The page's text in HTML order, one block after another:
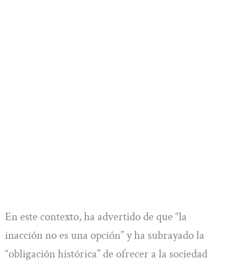
En este contexto, ha advertido de que “la
inacción no es una opción” y ha subrayado la
“obligación histórica” de ofrecer a la sociedad